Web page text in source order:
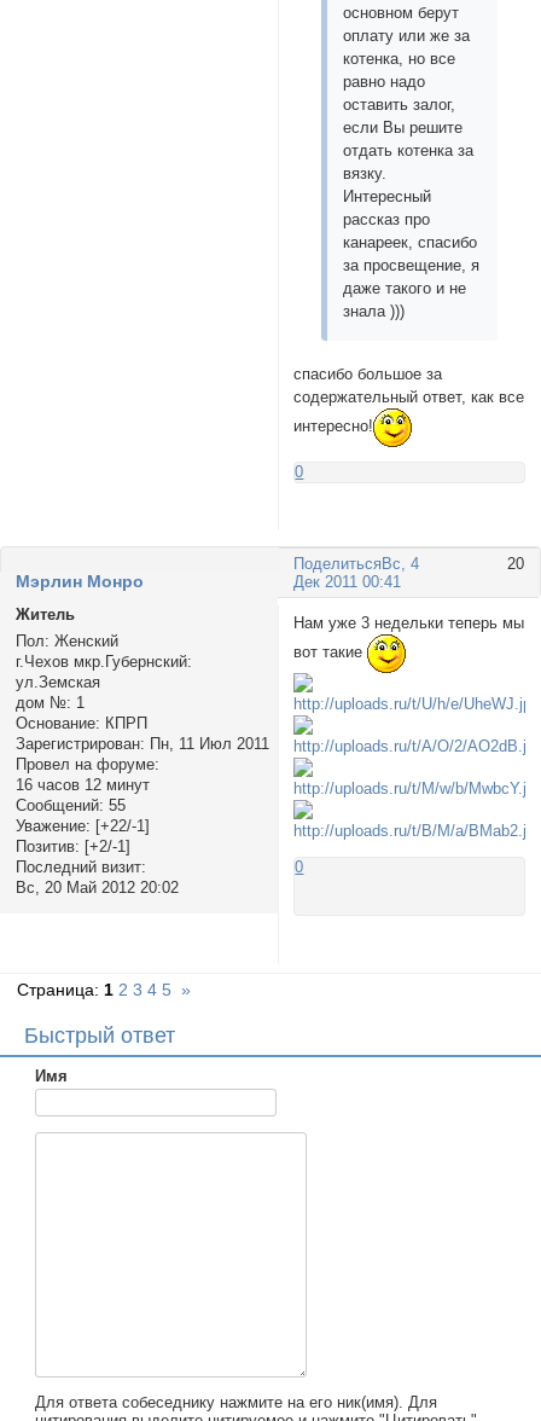
основном берут
оплату или же за
котенка, но все
равно надо
оставить залог,
если Вы решите
отдать котенка за
вязку.
Интересный
рассказ про
канареек, спасибо
за просвещение, я
даже такого и не
знала )))
спасибо большое за
содержательный ответ, как все
интересно!
0
Поделиться 20
Вс, 4
Дек 2011 00:41
Мэрлин Монро
Житель
Пол: Женский
г.Чехов мкр.Губернский:
ул.Земская
дом №: 1
Основание: КПРП
Зарегистрирован: Пн, 11 Июл 2011
Провел на форуме:
16 часов 12 минут
Сообщений: 55
Уважение: [+22/-1]
Позитив: [+2/-1]
Последний визит:
Вс, 20 Май 2012 20:02
Нам уже 3 недельки теперь мы
вот такие
0
Страница:1 2 3 4 5 »
Быстрый ответ
Имя
Для ответа собеседнику нажмите на его ник(имя). Для